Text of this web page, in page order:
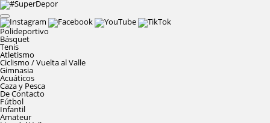
Polideportivo
Básquet
Tenis
Atletismo
Ciclismo / Vuelta al Valle
Gimnasia
Acuáticos
Caza y Pesca
De Contacto
Fútbol
Infantil
Amateur